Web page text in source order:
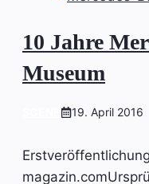
10 Jahre
Museum
19. April 2016